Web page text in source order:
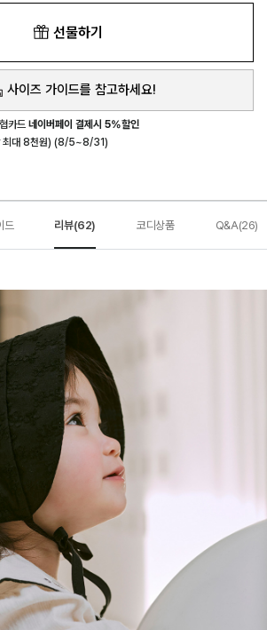
선물하기
사이즈 가이드를 참고하세요!
카드네이버페이 결제시 5%할인
최대 8천원) (8/5~8/31)
드 리뷰(62) 코디상품 Q&A(26)